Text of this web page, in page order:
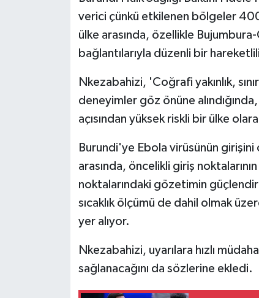
verici çünkü etkilenen bölgeler
ülke arasında, özellikle
bağlantılarıyla düzenli bir
Nkezabahizi, 'Coğrafi yakınlık,
deneyimler göz önüne
açısından yüksek riskli bir ülke
Burundi'ye Ebola virüsünün girişini
arasında, öncelikli giriş
noktalarındaki gözetimin
sıcaklık ölçümü de dahil olmak
yer alıyor.
Nkezabahizi, uyarılara hızlı
sağlanacağını da sözlerine ekledi.